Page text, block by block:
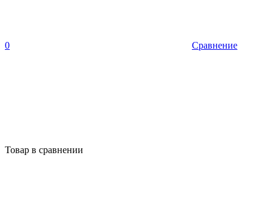
0 Сравнение
Товар в сравнении